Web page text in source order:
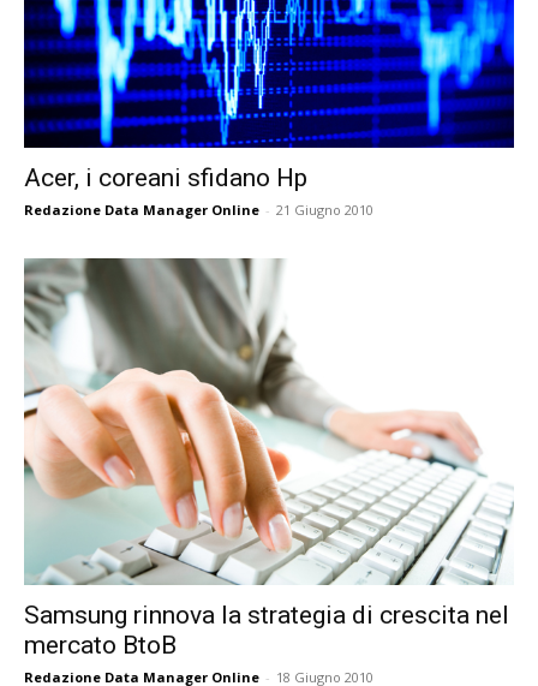
Acer, i coreani sfidano Hp
Redazione Data Manager Online - 21 Giugno 2010
Samsung rinnova la strategia di crescita nel
mercato BtoB
Redazione Data Manager Online - 18 Giugno 2010